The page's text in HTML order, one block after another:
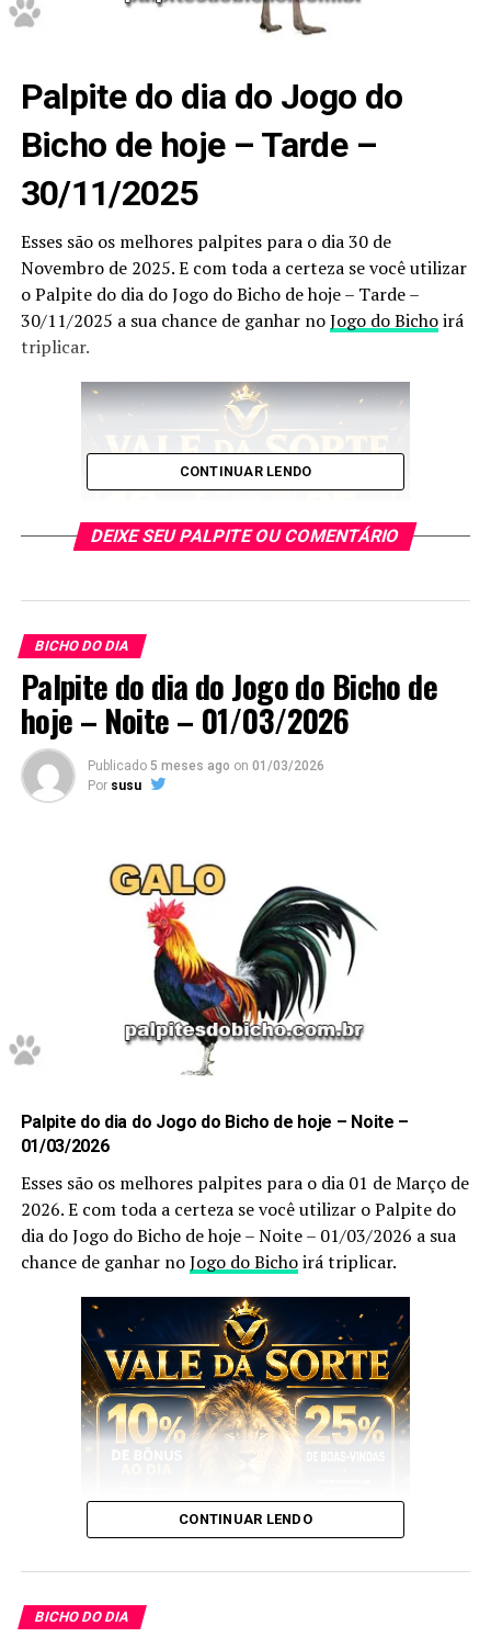
Palpite do dia do Jogo do
Bicho de hoje – Tarde –
30/11/2025
Esses são os melhores palpites para o dia 30 de
Novembro de 2025. E com toda a certeza se você utilizar
o Palpite do dia do Jogo do Bicho de hoje – Tarde –
30/11/2025 a sua chance de ganhar noJogo do Bichoirá
triplicar.
E esses palpites são os melhores que encontrará no
Não deixe de anotar.
Prepare caneta e papel e Anote cadapalpitepara que
você faça o jogo perfeito, e aumente a sua
probabilidade de ganhar nojogo do bicho no dia30 de
Novembrode 2025.
Após anotar as nossas dicas e os nossos
palpites do
, anote também aspuxadas do bicho
pois elas
são indispensáveis, pois as utilizamos você aumenta
ainda mais a sua chance de acertar obichoque vai dar
no poste.
de hoje – Tarde – 30/11/2025
CONTINUAR LENDO
DEIXE SEU PALPITE OU COMENTÁRIO
BICHO DO DIA
Palpite do dia do Jogo do Bicho de
hoje – Noite – 01/03/2026
Publicado 5 meses ago on 01/03/2026
Por susu
Palpite do dia do Jogo do Bicho de hoje – Noite –
01/03/2026
Esses são os melhores palpites para o dia 01 de Março de
2026. E com toda a certeza se você utilizar o Palpite do
dia do Jogo do Bicho de hoje – Noite – 01/03/2026 a sua
chance de ganhar noJogo do Bichoirá triplicar.
Google.
CONTINUAR LENDO
BICHO DO DIA